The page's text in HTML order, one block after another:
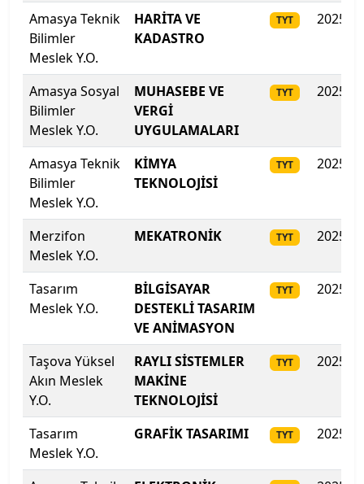
Karamanoğlu Mehmetbey Üniversitesi
Kastamonu Üniversitesi
Kayseri Üniversitesi
Kıbrıs Amerikan Üniversitesi
Kıbrıs Amerikan Üniversitesi
Kıbrıs Aydın Üniversitesi
Kıbrıs Batı Üniversitesi
Kıbrıs Sağlık ve Toplum Bilimleri Üniversitesi
Kırgızistan-Türkiye Manas Üniversitesi
Kırıkkale Üniversitesi
Kırşehir Ahi Evran Üniversitesi
Amasya Teknik
Bilimler
Meslek Y.O.
HARİTA VE
KADASTRO
TYT 2025
Amasya Sosyal
Bilimler
Meslek Y.O.
MUHASEBE VE
VERGİ
UYGULAMALARI
TYT 2025
Amasya Teknik
Bilimler
Meslek Y.O.
KİMYA
TEKNOLOJİSİ
TYT 2025
Merzifon
Meslek Y.O.
MEKATRONİK TYT 2025
Tasarım
Meslek Y.O.
BİLGİSAYAR
DESTEKLİ TASARIM
VE ANİMASYON
TYT 2025
Taşova Yüksel
Akın Meslek
Y.O.
RAYLI SİSTEMLER
MAKİNE
TEKNOLOJİSİ
TYT 2025
Tasarım
Meslek Y.O.
GRAFİK TASARIMI TYT 2025